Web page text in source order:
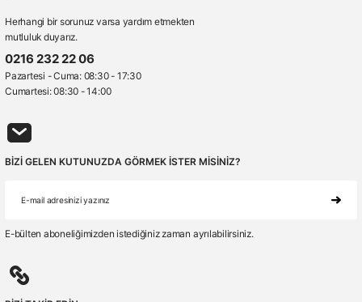
Herhangi bir sorunuz varsa yardım etmekten
mutluluk duyarız.
0216 232 22 06
Pazartesi - Cuma: 08:30 - 17:30
Cumartesi: 08:30 - 14:00
BİZİ GELEN KUTUNUZDA GÖRMEK İSTER MİSİNİZ?
E-bülten aboneliğimizden istediğiniz zaman ayrılabilirsiniz.